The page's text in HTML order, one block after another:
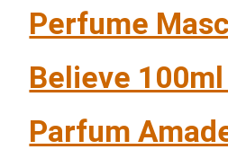
Perfume
Believe 100ml
Parfum